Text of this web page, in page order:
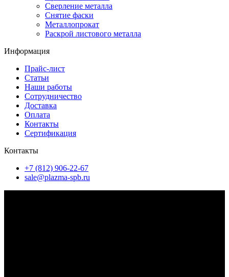
Сверление металла
Снятие фаски
Металлопрокат
Раскрой листового металла
Информация
Прайс-лист
Статьи
Наши работы
Сотрудничество
Доставка
Оплата
Контакты
Сертификация
Контакты
+7 (812) 906-22-67
sale@plazma-spb.ru